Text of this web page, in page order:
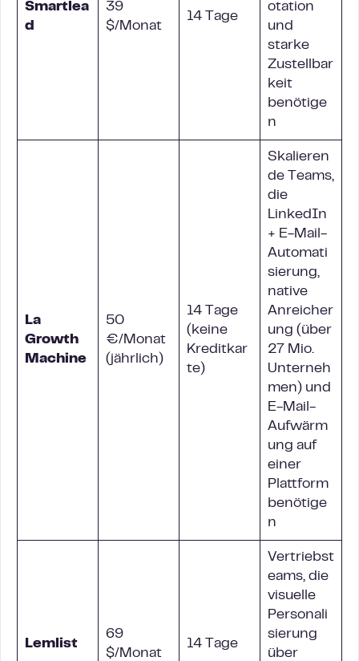
Smartlea
d
39
$/Monat
14 Tage
otation
und
starke
Zustellbar
keit
benötige
n
La
Growth
Machine
50
€/Monat
(jährlich)
14 Tage
(keine
Kreditkar
te)
Skalieren
de Teams,
die
LinkedIn
+ E-Mail-
Automati
sierung,
native
Anreicher
ung (über
27 Mio.
Unterneh
men) und
E-Mail-
Aufwärm
ung auf
einer
Plattform
benötige
n
Lemlist
69
$/Monat
14 Tage
Vertriebst
eams, die
visuelle
Personali
sierung
über